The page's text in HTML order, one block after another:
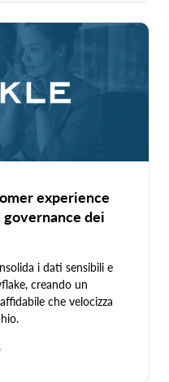
experience
governance dei
i dati sensibili e
creando un
che velocizza